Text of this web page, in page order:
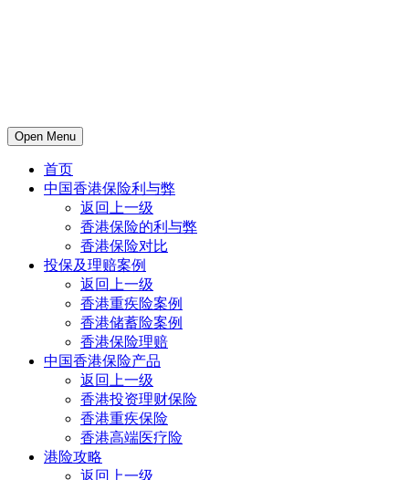
Open Menu
首页
中国香港保险利与弊
返回上一级
香港保险的利与弊
香港保险对比
投保及理赔案例
返回上一级
香港重疾险案例
香港储蓄险案例
香港保险理赔
中国香港保险产品
返回上一级
香港投资理财保险
香港重疾保险
香港高端医疗险
港险攻略
返回上一级